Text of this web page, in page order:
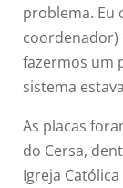
problema. Eu
coordenador)
fazermos um
sistema
As placas
do Cersa,
Igreja